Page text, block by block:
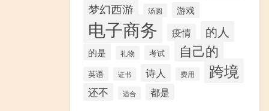
梦幻西游 汤圆 游戏
电子商务 疫情 的人
的是 礼物 考试 自己的
英语 证书 诗人 费用 跨境
还不 适合 都是